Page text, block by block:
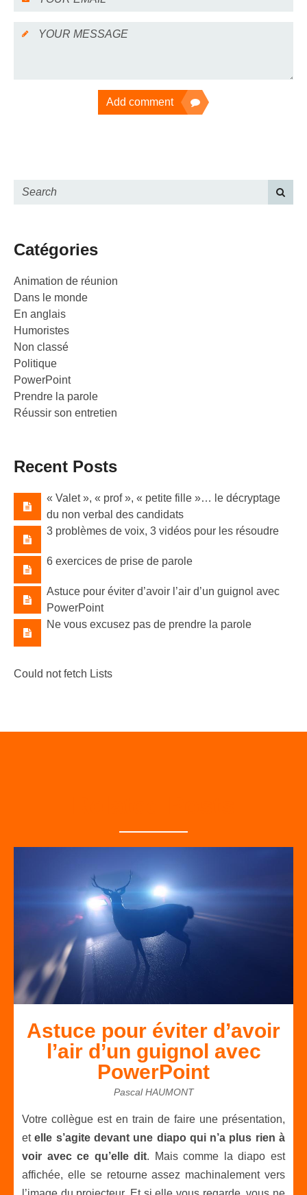
Add comment
Catégories
Animation de réunion
Dans le monde
En anglais
Humoristes
Non classé
Politique
PowerPoint
Prendre la parole
Réussir son entretien
Recent Posts
« Valet »​, « prof »​, « petite fille »​… le décryptage
du non verbal des candidats
3 problèmes de voix, 3 vidéos pour les résoudre
6 exercices de prise de parole
Astuce pour éviter d’avoir l’air d’un guignol avec
PowerPoint
Ne vous excusez pas de prendre la parole
Could not fetch Lists
Astuce pour éviter d’avoir
l’air d’un guignol avec
PowerPoint
Pascal HAUMONT
Votre collègue est en train de faire une présentation,
etelle s’agite devant une diapo qui n’a plus rien à
voir avec ce qu’elle dit. Mais comme la diapo est
affichée, elle se retourne assez machinalement vers